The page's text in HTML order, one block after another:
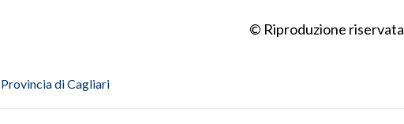
© Riproduzione riservata
Provincia di Cagliari